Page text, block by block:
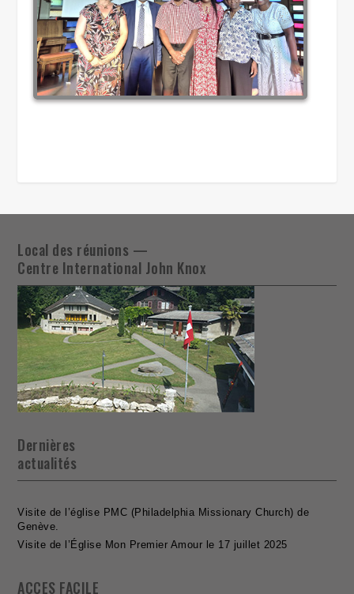
Local des réunions —
Centre International John Knox
Dernières
actualités
Visite de l’église PMC (Philadelphia Missionary Church) de
Genève.
Visite de l’Église Mon Premier Amour le 17 juillet 2025
ACCES FACILE